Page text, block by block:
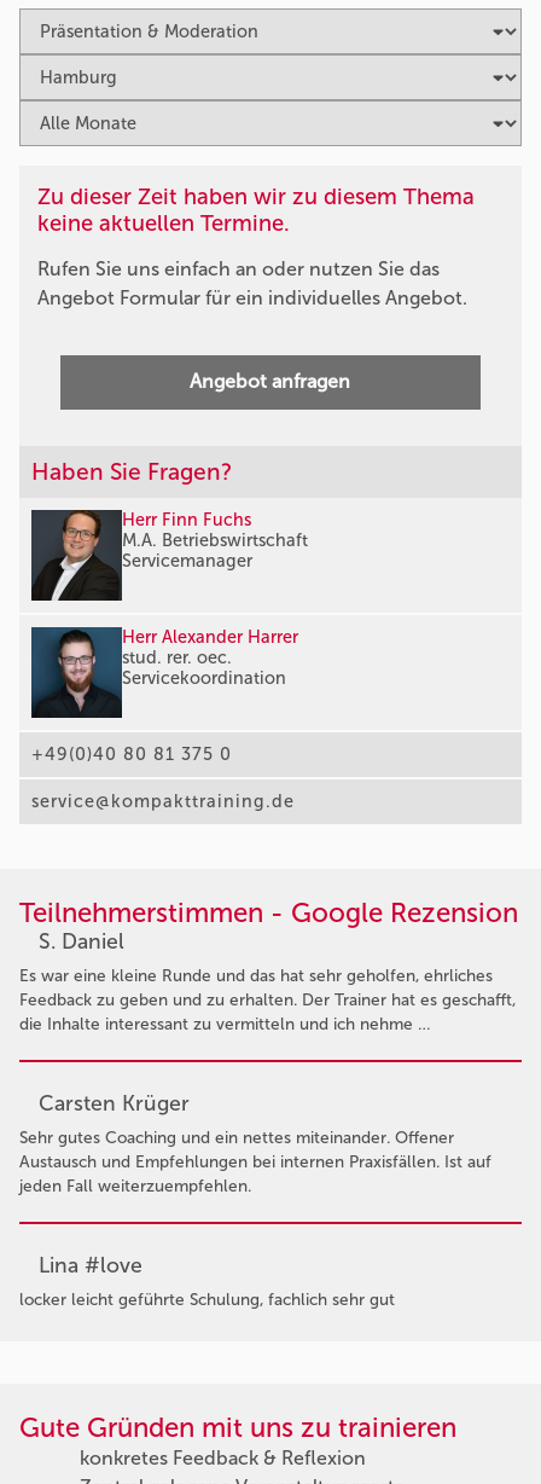
Zu dieser Zeit haben wir zu diesem Thema
keine aktuellen Termine.
Rufen Sie uns einfach an oder nutzen Sie das
Angebot Formular für ein individuelles Angebot.
Angebot anfragen
Haben Sie Fragen?
Herr Finn Fuchs
M.A. Betriebswirtschaft
Servicemanager
Herr Alexander Harrer
stud. rer. oec.
Servicekoordination
+49(0)40 80 81 375 0
service@kompakttraining.de
Teilnehmerstimmen - Google Rezension
S. Daniel
Es war eine kleine Runde und das hat sehr geholfen, ehrliches
Feedback zu geben und zu erhalten. Der Trainer hat es geschafft,
die Inhalte interessant zu vermitteln und ich nehme …
Carsten Krüger
Sehr gutes Coaching und ein nettes miteinander. Offener
Austausch und Empfehlungen bei internen Praxisfällen. Ist auf
jeden Fall weiterzuempfehlen.
Lina #love
locker leicht geführte Schulung, fachlich sehr gut
Gute Gründen mit uns zu trainieren
konkretes Feedback & Reflexion